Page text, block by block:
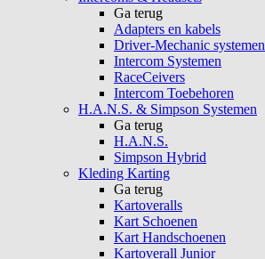
Ga terug
Adapters en kabels
Driver-Mechanic systemen
Intercom Systemen
RaceCeivers
Intercom Toebehoren
H.A.N.S. & Simpson Systemen
Ga terug
H.A.N.S.
Simpson Hybrid
Kleding Karting
Ga terug
Kartoveralls
Kart Schoenen
Kart Handschoenen
Kartoverall Junior